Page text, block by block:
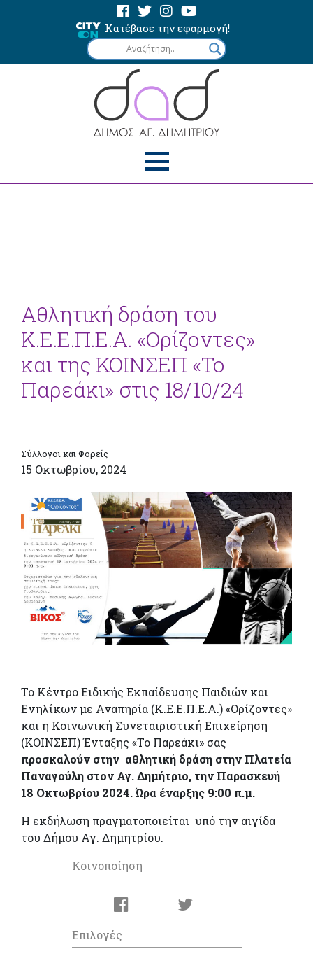
Κατέβασε την εφαρμογή!
Αθλητική δράση του
Κ.Ε.Ε.Π.Ε.Α. «Ορίζοντες»
και της ΚΟΙΝΣΕΠ «Το
Παρεάκι» στις 18/10/24
Σύλλογοι και Φορείς
15 Οκτωβρίου, 2024
Το Κέντρο Ειδικής Εκπαίδευσης Παιδιών και
Ενηλίκων με Αναπηρία (Κ.Ε.Ε.Π.Ε.Α.) «Ορίζοντες»
και η Κοινωνική Συνεταιριστική Επιχείρηση
(ΚΟΙΝΣΕΠ) Ένταξης «Το Παρεάκι» σας
προσκαλούν στην αθλητική δράση στην Πλατεία
Παναγούλη στον Αγ. Δημήτριο, την Παρασκευή
18 Οκτωβρίου 2024. Ώρα έναρξης 9:00 π.μ.
Η εκδήλωση πραγματοποιείται υπό την αιγίδα
του Δήμου Αγ. Δημητρίου.
Κοινοποίηση
Επιλογές